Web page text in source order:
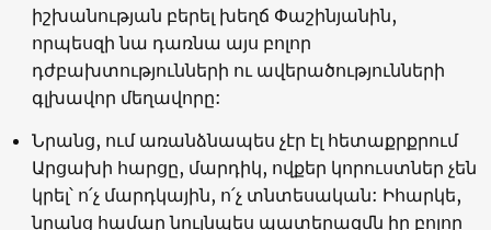
իշխանության բերել խեղճ Փաշինյանին,
որպեսզի նա դառնա այս բոլոր
դժբախտությունների ու ավերածությունների
գլխավոր մեղավորը:
Նրանց, ում առանձնապես չէր էլ հետաքրքրում
Արցախի հարցը, մարդիկ, ովքեր կորուստներ չեն
կրել՝ ո՛չ մարդկային, ո՛չ տնտեսական: Իհարկե,
նրանց համար նույնպես պատերազմն իր բոլոր